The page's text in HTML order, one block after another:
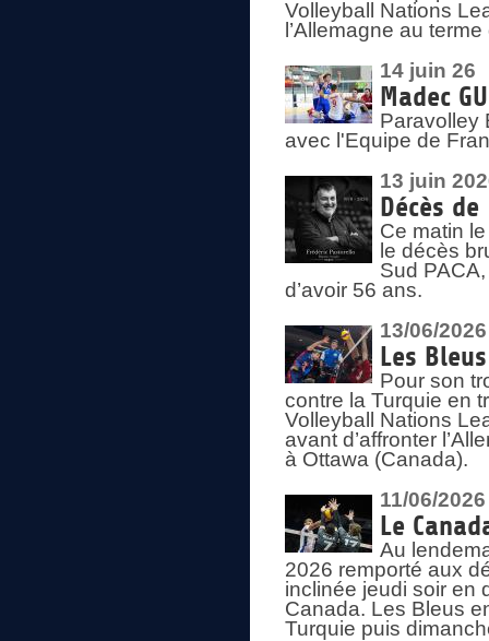
Volleyball Nations
l’Allemagne au
14 juin 26
Madec
Paravolley
avec l'Equipe de
13 juin
Décès de
Ce matin
le décès
Sud
d’avoir 56 ans.
13/06/2026
Les
Pour son
contre la Turquie en
Volleyball Nations
avant d’affronter
à Ottawa (Canada).
11/06/2026
Le
Au
2026 remporté aux
inclinée jeudi soir en
Canada. Les Bleus
Turquie puis